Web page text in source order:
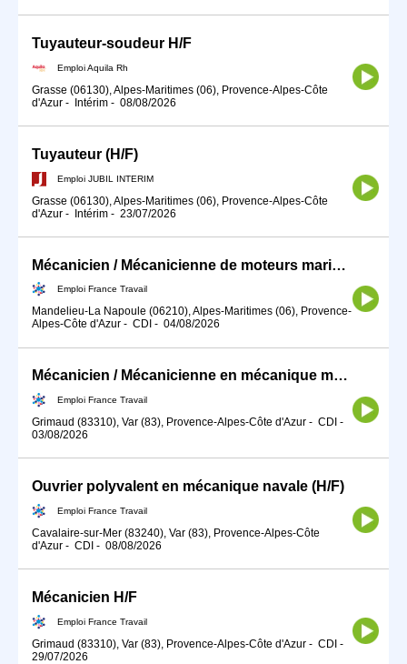
Tuyauteur-soudeur H/F
Emploi Aquila Rh
Grasse (06130), Alpes-Maritimes (06), Provence-Alpes-Côte
d'Azur - Intérim - 08/08/2026
Tuyauteur (H/F)
Emploi JUBIL INTERIM
Grasse (06130), Alpes-Maritimes (06), Provence-Alpes-Côte
d'Azur - Intérim - 23/07/2026
Mécanicien / Mécanicienne de moteurs marins (H/F)
Emploi France Travail
Mandelieu-La Napoule (06210), Alpes-Maritimes (06), Provence-
Alpes-Côte d'Azur - CDI - 04/08/2026
Mécanicien / Mécanicienne en mécanique marine ou navale (H/F)
Emploi France Travail
Grimaud (83310), Var (83), Provence-Alpes-Côte d'Azur - CDI -
03/08/2026
Ouvrier polyvalent en mécanique navale (H/F)
Emploi France Travail
Cavalaire-sur-Mer (83240), Var (83), Provence-Alpes-Côte
d'Azur - CDI - 08/08/2026
Mécanicien H/F
Emploi France Travail
Grimaud (83310), Var (83), Provence-Alpes-Côte d'Azur - CDI -
29/07/2026